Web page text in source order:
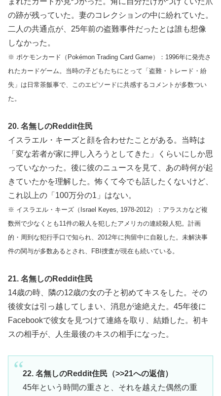
の跡が残っていた。妻のコレクションの中に紛れていた。
二人の共通点が、25年前の盗難事件だったとは誰も想像
しなかった。
※ ポケモンカード（Pokémon Trading Card Game）：1996年に発売さ
れたカードゲーム。当時の子どもたちにとって「盗難・トレード・紛
失」は日常茶飯事で、このエピソードに共感するコメントが多数つい
た。
20. 名無しのReddit住民
イスラエル・キーズと顔を合わせたことがある。当時は
「変な若者が家に押し入ろうとしてきた」くらいにしか思
っていなかった。後に彼のニュースを見て、あの時何が起
きていたかを理解した。怖くて今でも話したくないけど、
これ以上の「100万分の1」はない。
※ イスラエル・キーズ（Israel Keyes, 1978-2012）：アラスカなど複
数州で少なくとも11件の殺人を犯したアメリカの連続殺人犯。計画
的・周到な犯行手口で知られ、2012年に拘留中に自殺した。未解決事
件の関与が多数あるとされ、FBI捜査が現在も続いている。
21. 名無しのReddit住民
14歳の時、隣の12歳の女の子と初めてキスをした。その
後彼女は引っ越してしまい、消息が途絶えた。45年後に
Facebookで彼女を見つけて連絡を取り、結婚した。初キ
スの相手が、人生最後のキスの相手になった。
22. 名無しのReddit住民（>>21への返信）
45年という時間の重さと、それを越えた偶然の重